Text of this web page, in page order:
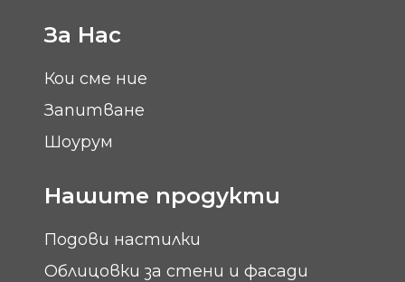
За Нас
Кои сме ние
Запитване
Шоурум
Нашите продукти
Подови настилки
Облицовки за стени и фасади